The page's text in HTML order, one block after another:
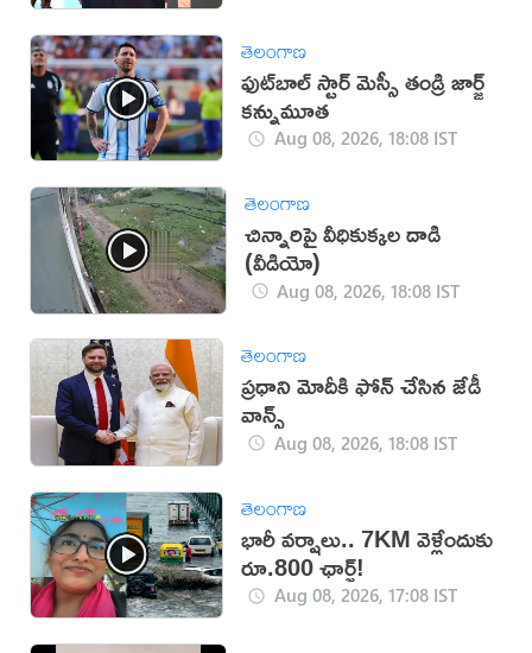
తెలంగాణ
ఫుట్‌బాల్ స్టార్ మెస్సీ తండ్రి జార్జ్
కన్నుమూత
Aug 08, 2026, 18:08 IST
తెలంగాణ
చిన్నారిపై వీధికుక్కల దాడి
(వీడియో)
Aug 08, 2026, 18:08 IST
తెలంగాణ
ప్రధాని మోదీకి ఫోన్ చేసిన జేడీ
వాన్స్
Aug 08, 2026, 18:08 IST
తెలంగాణ
భారీ వర్షాలు.. 7KM వెళ్లేందుకు
రూ.800 ఛార్జ్!
Aug 08, 2026, 17:08 IST